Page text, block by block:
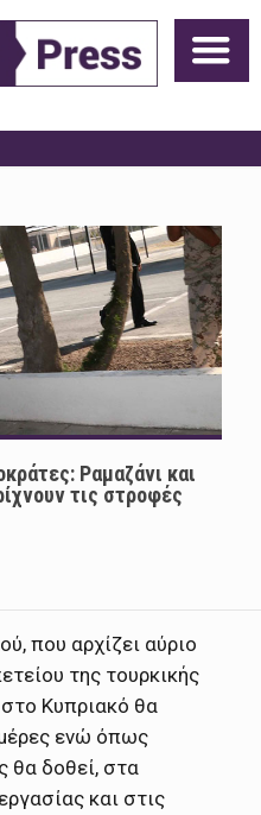
Ραμαζάνι και
τις στροφές
που αρχίζει αύριο
της τουρκικής
Κυπριακό θα
ενώ όπως
θα δοθεί, στα
και στις